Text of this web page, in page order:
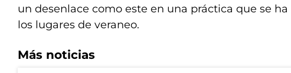
un desenlace como este en una práctica que se
los lugares de veraneo.
Más noticias